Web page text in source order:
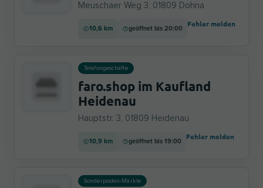
Meuschaer Weg 3, 01809 Dohna
10,6 km geöffnet bis 20:00
Fehler melden
Telefongeschäfte
faro.shop im Kaufland
Heidenau
Hauptstr. 3, 01809 Heidenau
10,9 km geöffnet bis 19:00
Fehler melden
Sonderposten-Märkte